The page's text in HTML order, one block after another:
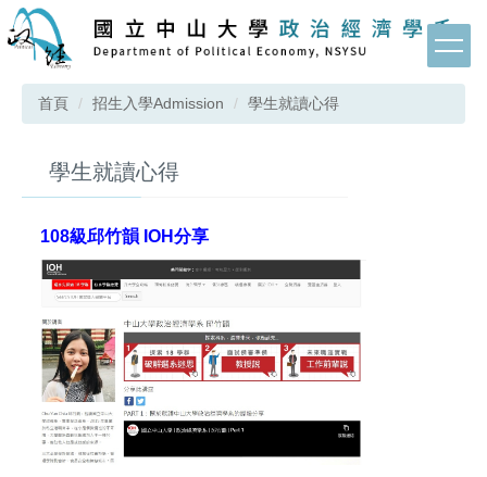
跳
到
要
首頁 招生入學Admission 學生就讀心得
學生就讀心得
108級邱竹韻 IOH分享